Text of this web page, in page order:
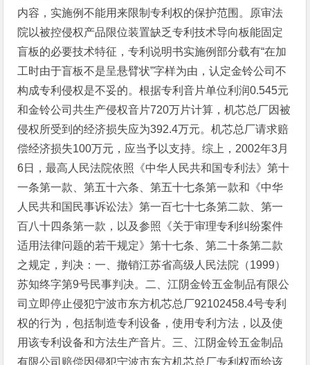
内容，实施例不能用来限制专利权的保护范围。原审法
院以被控侵权产品限位装置缺乏专利技术导向板能固定
盲板的必要技术特征，专利说明书实施例部分载有“在加
工时由于盲板不是呈悬臂状”字样为由，认定金铃公司不
构成专利侵权是不妥的。根据专利音片单位利润0.545元
和金铃公司共生产侵权音片720万片计算，机芯总厂因被
侵权所受到的经济损失应为392.4万元。机芯总厂请求赔
偿经济损失100万元，应当予以支持。综上，2002年3月
6日，最高人民法院依照《中华人民共和国专利法》第十
一条第一款、第五十六条、第五十七条第一款和《中华
人民共和国民事诉讼法》第一百七十七条第二款、第一
百八十四条第一款，以及参照《关于审理专利纠纷案件
适用法律问题的若干规定》第十七条、第二十条第二款
之规定，判决：一、撤销江苏省高级人民法院（1999）
苏知终字第9号民事判决。二、江阴金铃五金制品有限公
司立即停止侵犯宁波市东方机芯总厂92102458.4号专利
权的行为，包括制造专利设备，使用专利方法，以及使
用该专利设备和方法生产音片。三、江阴金铃五金制品
有限公司赔偿因侵犯宁波市东方机芯总厂专利权而给该